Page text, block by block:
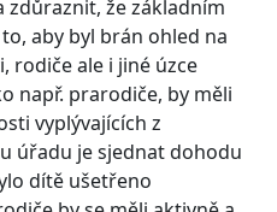
zdůraznit, že základním
aby byl brán ohled na
rodiče ale i jiné úzce
např. prarodiče, by měli
vyplývajících z
úřadu je sjednat dohodu
dítě ušetřeno